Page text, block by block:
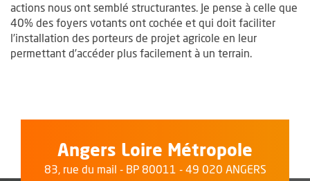
actions nous ont semblé structurantes. Je pense à celle que
40% des foyers votants ont cochée et qui doit faciliter
l’installation des porteurs de projet agricole en leur
permettant d’accéder plus facilement à un terrain.
Angers Loire Métropole
83, rue du mail - BP 80011 - 49 020 ANGERS